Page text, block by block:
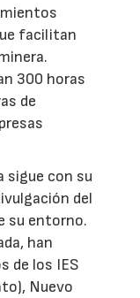
facilitan
300 horas
de
sigue con su
del
su entorno.
han
de los IES
Nuevo